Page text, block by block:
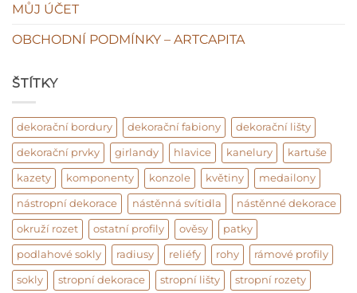
MŮJ ÚČET
OBCHODNÍ PODMÍNKY – ARTCAPITA
ŠTÍTKY
dekorační bordury dekorační fabiony dekorační lišty
dekorační prvky girlandy hlavice kanelury kartuše
kazety komponenty konzole květiny medailony
nástropní dekorace nástěnná svítidla nástěnné dekorace
okruží rozet ostatní profily ověsy patky
podlahové sokly radiusy reliéfy rohy rámové profily
sokly stropní dekorace stropní lišty stropní rozety